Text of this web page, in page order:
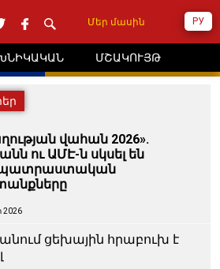
РУ
Մեր մասին
ՄՇԱԿՈՒՅԹ
վահան 2026».
ու ԱՄԷ-ն սկսել են
2026
ցեխային հրաբուխ է